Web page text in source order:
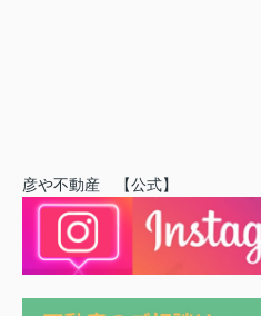
彦や不動産 【公式】